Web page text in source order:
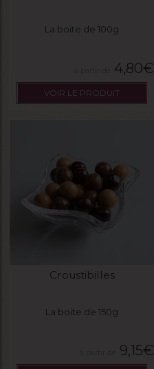
La boite de 100g
4,80€
VOIR LE PRODUIT
Croustibilles
La boite de 150g
9,15€